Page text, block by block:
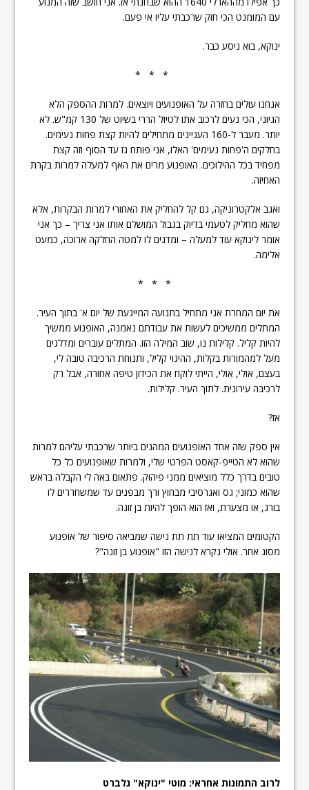
עם המומנט הכי חזק שרכבתי עליו אי פעם.
ינוקא, בוא ניסע כבר.
* * *
אנחנו עולים בחזרה על האופנועים ויוצאים. למרות ההספק הלא
הגיוני, הכי נעים לרכוב אתו לטיול הררי בשיוט של 130 קמ"ש. לא
יותר. מעבר ל-160 העניינים מתחילים להיות קצת פחות נעימים.
בחלקים ה'פחות נעימים' האלו, אני פותח גז עד הסוף וזה קצת
מפחיד בכל ההילוכים. האופנוע מרים את האף למעלה למרות בקרת
האחיזה.
ואגב אלקטרוניקה, גם קל להחליק את האחורי למרות הבקרות, אלא
שהוא מחליק לטעמי בדיוק בגבול המושלם אותו אני צריך – כך אני
אומר לינוקא עוד למעלה – ומדגים לו למטה החלקה ארוכה, כמעט
אלימה.
* * *
את יום המחרת אני מתחיל בתנועה המייגעת של יום א' בתוך העיר.
המתלים ממשיכים לעשות את עבודתם נאמנה, האופנוע ממשיך
להיות קליל. קלילות נו, שוב המילה הזו. המתלים עוברים ומדלגים
מעל למהמורות בקלות, ההיגוי קליל, ותנוחת הרכיבה טובה לי,
בעצם, אולי, אולי, הייתי לוקח את הכידון טיפה אחורה, אבל רק
לרכיבה עירונית. לתוך העיר. קלילות.
אז?
אין ספק שזה אחד האופנועים המהנים ביותר שרכבתי עליהם למרות
שהוא לא הטייפ-קאסט הפרטי שלי, ולמרות שאופנועים כל כל
טובים בדרך כלל מוציאים ממני פיהוק. פתאום באה לי הקבלה בראש
שהוא כמוני; גס ואגרסיבי מבחוץ ורך מבפנים עד שמשחררים לו
בורג, או מצערת, ואז הוא הופך להיות בן זונה.
הקטומים המציאו עוד תת תת נישה שמביאה סיפור של אופנוע
מסוג אחר. אולי נקרא לנישה הזו "אופנוע בן זונה"?
לרוב התמונות אחראי: מוטי "ינוקא" גלברט